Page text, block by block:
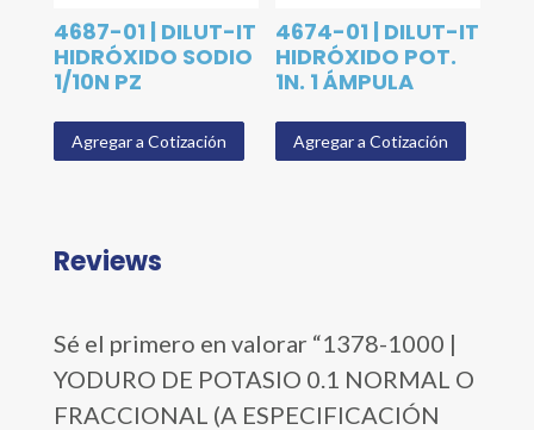
4687-01 | DILUT-IT
HIDRÓXIDO SODIO
1/10N PZ
Agregar a Cotización
4674-01 | DILUT-IT
HIDRÓXIDO POT.
1N. 1 ÁMPULA
Agregar a Cotización
Reviews
Sé el primero en valorar “1378-1000 |
YODURO DE POTASIO 0.1 NORMAL O
FRACCIONAL (A ESPECIFICACIÓN